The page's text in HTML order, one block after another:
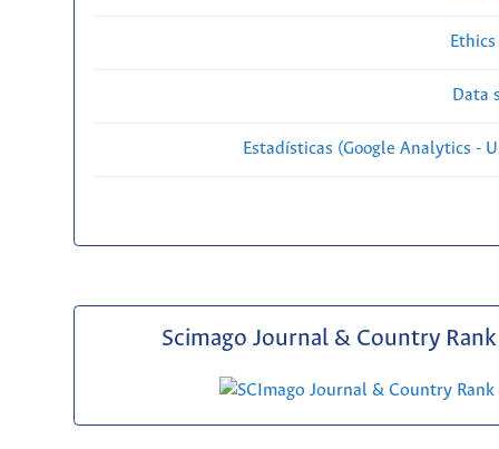
Data
Estadísticas (Google Analytics -
Scimago Journal & Country Rank